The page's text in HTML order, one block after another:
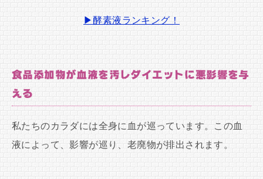
▶酵素液ランキング！
食品添加物が血液を汚しダイエットに悪影響を与
える
私たちのカラダには全身に血が巡っています。この血
液によって、影響が巡り、老廃物が排出されます。